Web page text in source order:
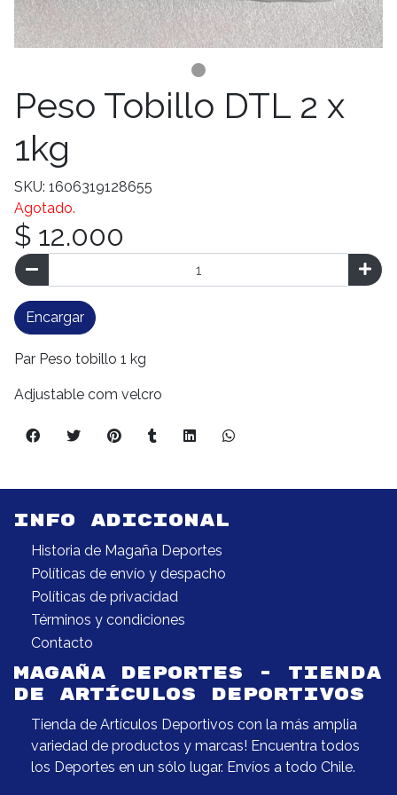
Peso Tobillo DTL 2 x
1kg
SKU: 1606319128655
Agotado.
$ 12.000
Encargar
Par Peso tobillo 1 kg
Adjustable com velcro
INFO ADICIONAL
Historia de Magaña Deportes
Políticas de envío y despacho
Políticas de privacidad
Términos y condiciones
Contacto
MAGAÑA DEPORTES - TIENDA
DE ARTÍCULOS DEPORTIVOS
Tienda de Artículos Deportivos con la más amplia
variedad de productos y marcas! Encuentra todos
los Deportes en un sólo lugar. Envíos a todo Chile.